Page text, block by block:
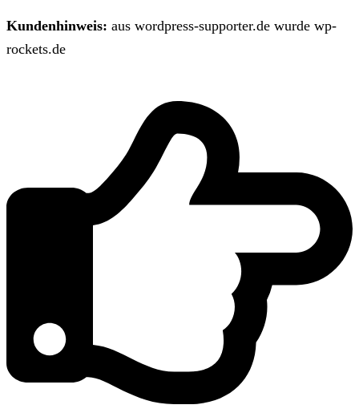
Kundenhinweis: aus wordpress-supporter.de wurde wp-
rockets.de